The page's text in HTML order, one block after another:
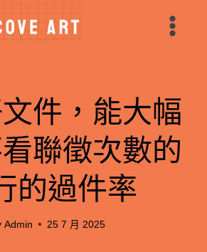
件，能大幅
聯徵次數的
的過件率
Admin 25 7 月 2025